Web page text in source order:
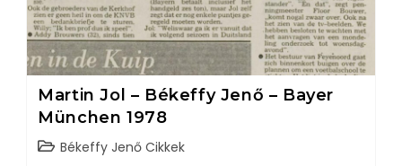
Martin Jol – Békeffy Jenő – Bayer
München 1978
Békeffy Jenő Cikkek